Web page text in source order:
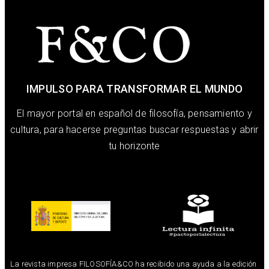
IMPULSO PARA TRANSFORMAR EL MUNDO
El mayor portal en español de filosofía, pensamiento y
cultura, para hacerse preguntas buscar respuestas y abrir
tu horizonte
La revista impresa FILOSOFÍA&CO ha recibido una ayuda a la edición